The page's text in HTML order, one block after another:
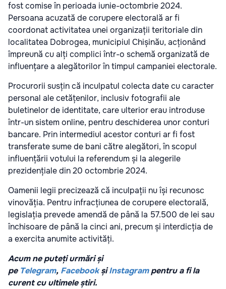
fost comise în perioada iunie-octombrie 2024.
Persoana acuzată de corupere electorală ar fi
coordonat activitatea unei organizații teritoriale din
localitatea Dobrogea, municipiul Chișinău, acționând
împreună cu alți complici într-o schemă organizată de
influențare a alegătorilor în timpul campaniei electorale.
Procurorii susțin că inculpatul colecta date cu caracter
personal ale cetățenilor, inclusiv fotografii ale
buletinelor de identitate, care ulterior erau introduse
într-un sistem online, pentru deschiderea unor conturi
bancare. Prin intermediul acestor conturi ar fi fost
transferate sume de bani către alegători, în scopul
influențării votului la referendum și la alegerile
prezidențiale din 20 octombrie 2024.
Oamenii legii precizează că inculpații nu își recunosc
vinovăția. Pentru infracțiunea de corupere electorală,
legislația prevede amendă de până la 57.500 de lei sau
închisoare de până la cinci ani, precum și interdicția de
a exercita anumite activități.
Acum ne puteți urmări și
pe Telegram, Facebook șiInstagrampentru a fi la
curent cu ultimele știri.